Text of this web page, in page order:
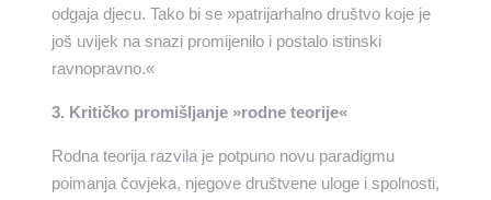
odgaja djecu. Tako bi se »patrijarhalno društvo koje je
još uvijek na snazi promijenilo i postalo istinski
ravnopravno.«
3. Kritičko promišljanje »rodne teorije«
Rodna teorija razvila je potpuno novu paradigmu
poimanja čovjeka, njegove društvene uloge i spolnosti,